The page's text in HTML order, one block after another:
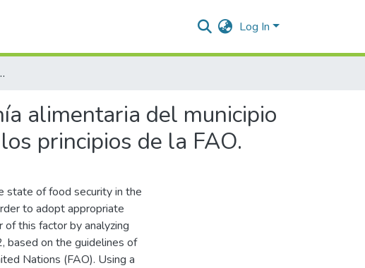
Log In
un enfoque basado en los principios de la FAO.
alimentaria del municipio
principios de la FAO.
state of food security in the
to adopt appropriate
this factor by analyzing
based on the guidelines of
Nations (FAO). Using a